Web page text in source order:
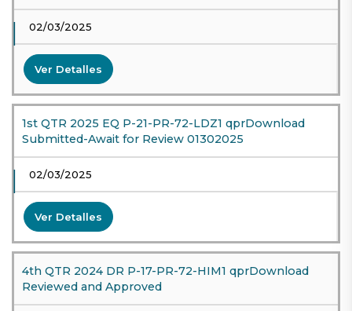
02/03/2025
Ver Detalles
1st QTR 2025 EQ P-21-PR-72-LDZ1 qprDownload
Submitted-Await for Review 01302025
02/03/2025
Ver Detalles
4th QTR 2024 DR P-17-PR-72-HIM1 qprDownload
Reviewed and Approved